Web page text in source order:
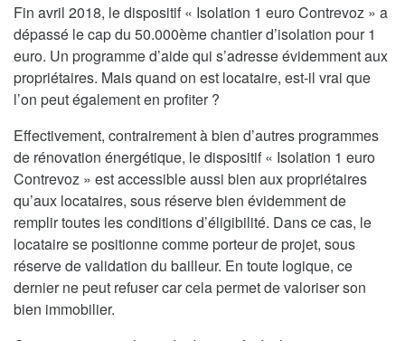
Fin avril 2018, le dispositif « Isolation 1 euro Contrevoz » a
dépassé le cap du 50.000ème chantier d’isolation pour 1
euro. Un programme d’aide qui s’adresse évidemment aux
propriétaires. Mais quand on est locataire, est-il vrai que
l’on peut également en profiter ?
Effectivement, contrairement à bien d’autres programmes
de rénovation énergétique, le dispositif « Isolation 1 euro
Contrevoz » est accessible aussi bien aux propriétaires
qu’aux locataires, sous réserve bien évidemment de
remplir toutes les conditions d’éligibilité. Dans ce cas, le
locataire se positionne comme porteur de projet, sous
réserve de validation du bailleur. En toute logique, ce
dernier ne peut refuser car cela permet de valoriser son
bien immobilier.